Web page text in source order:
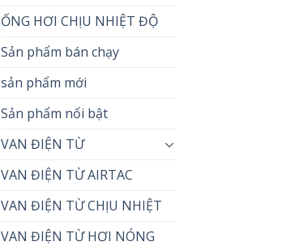
ỐNG HƠI CHỊU NHIỆT ĐỘ
Sản phẩm bán chạy
sản phẩm mới
Sản phẩm nổi bật
VAN ĐIỆN TỪ
VAN ĐIỆN TỪ AIRTAC
VAN ĐIỆN TỪ CHỊU NHIỆT
VAN ĐIỆN TỪ HƠI NÓNG